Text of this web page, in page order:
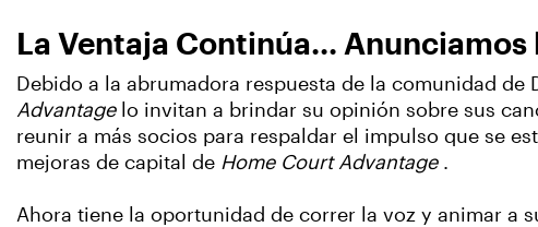
La Ventaja Continúa... Anunciamos
Debido a la abrumadora respuesta de la comunidad de
Advantagelo invitan a brindar su opinión sobre sus
reunir a más socios para respaldar el impulso que se
mejoras de capital de Home Court Advantage.
Ahora tiene la oportunidad de correr la voz y animar a